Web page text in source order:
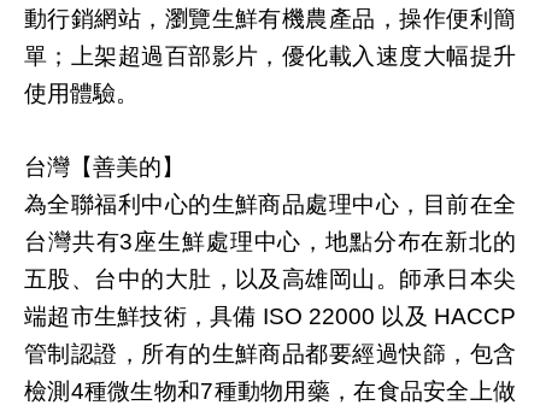
動行銷網站，瀏覽生鮮有機農產品，操作便利簡
單；上架超過百部影片，優化載入速度大幅提升
使用體驗。
台灣【善美的】
為全聯福利中心的生鮮商品處理中心，目前在全
台灣共有3座生鮮處理中心，地點分布在新北的
五股、台中的大肚，以及高雄岡山。師承日本尖
端超市生鮮技術，具備 ISO 22000 以及 HACCP
管制認證，所有的生鮮商品都要經過快篩，包含
檢測4種微生物和7種動物用藥，在食品安全上做